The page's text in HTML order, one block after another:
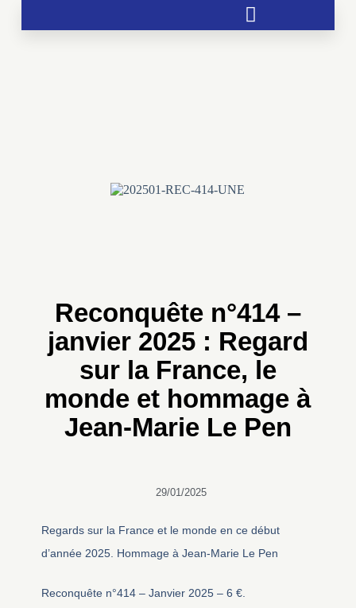
Reconquête n°414 –
janvier 2025 : Regard
sur la France, le
monde et hommage à
Jean-Marie Le Pen
29/01/2025
Regards sur la France et le monde en ce début
d’année 2025. Hommage à Jean-Marie Le Pen
Reconquête n°414 – Janvier 2025 – 6 €.